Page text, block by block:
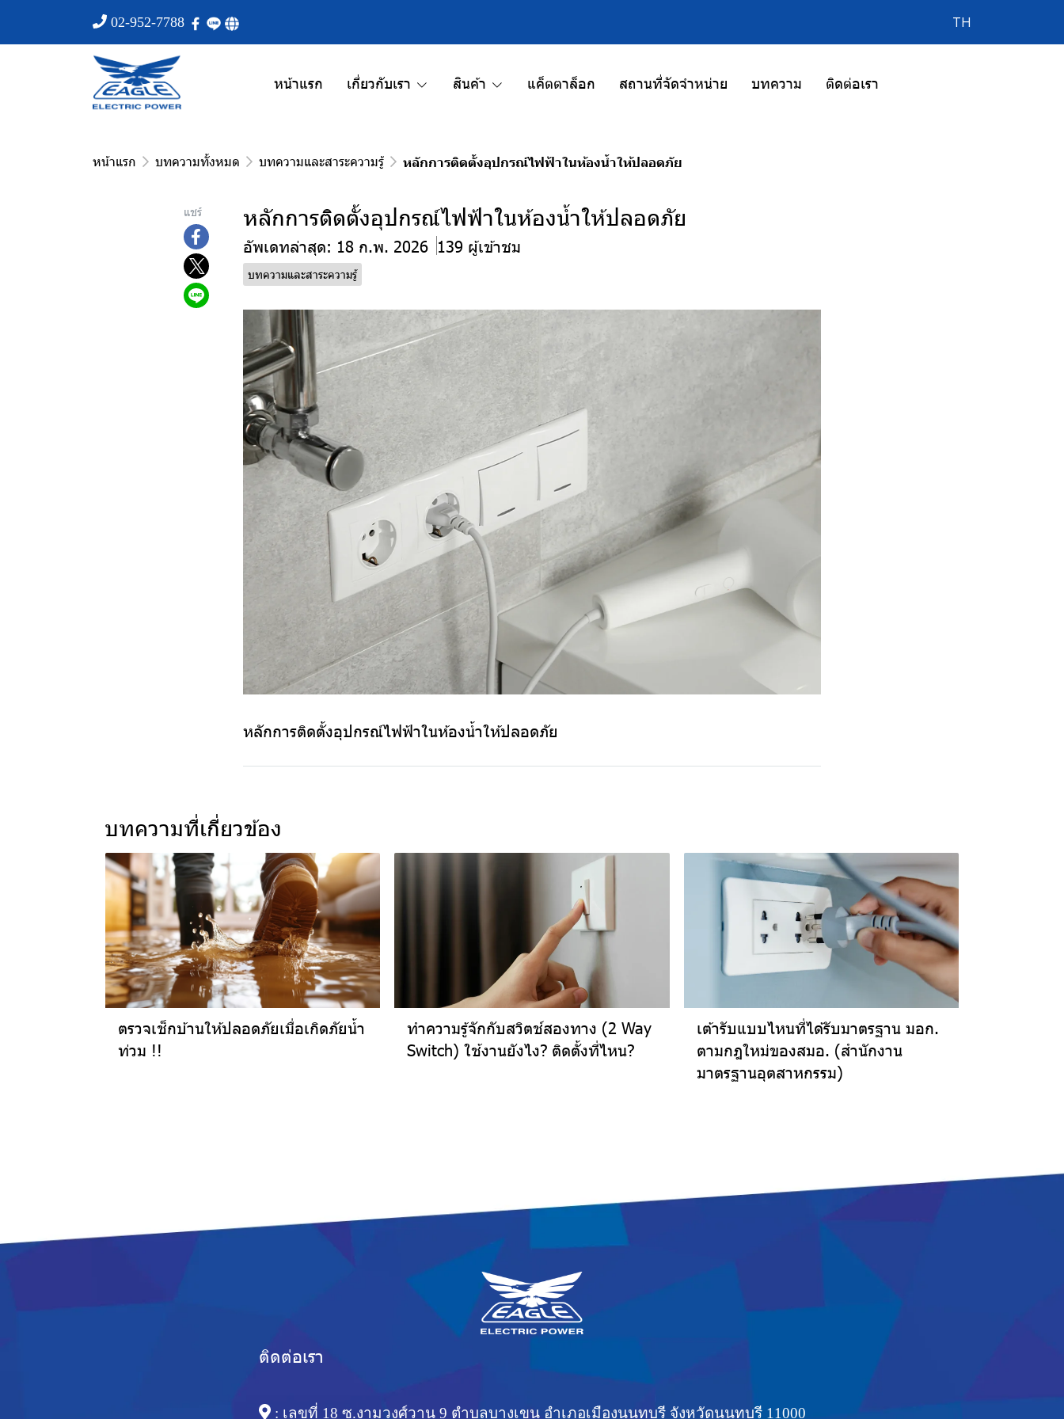
02-952-7788 TH
หน้าแรก เกี่ยวกับเรา สินค้า แค็ตตาล็อก สถานที่จัดจำหน่าย บทความ ติดต่อเรา
หน้าแรก บทความทั้งหมด บทความและสาระความรู้ หลักการติดตั้งอุปกรณ์ไฟฟ้าในห้องน้ำให้ปลอดภัย
แชร์ หลักการติดตั้งอุปกรณ์ไฟฟ้าในห้องน้ำให้ปลอดภัย
อัพเดทล่าสุด: 18 ก.พ. 2026 139 ผู้เข้าชม
บทความและสาระความรู้
หลักการติดตั้งอุปกรณ์ไฟฟ้าในห้องน้ำให้ปลอดภัย
บทความที่เกี่ยวข้อง
ตรวจเช็กบ้านให้ปลอดภัยเมื่อเกิดภัยน้ำ
ท่วม !!
ทำความรู้จักกับสวิตช์สองทาง (2 Way
Switch) ใช้งานยังไง? ติดตั้งที่ไหน?
เต้ารับแบบไหนที่ได้รับมาตรฐาน มอก.
ตามกฎใหม่ของสมอ. (สำนักงาน
มาตรฐานอุตสาหกรรม)
ติดต่อเรา
: เลขที่ 18 ซ.งามวงศ์วาน 9 ตำบลบางเขน อำเภอเมืองนนทบุรี จังหวัดนนทบุรี 11000